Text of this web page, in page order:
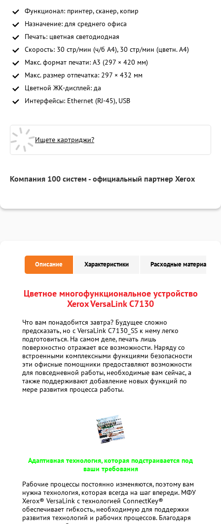
Функционал: принтер, сканер, копир
Назначение: для среднего офиса
Печать: цветная светодиодная
Скорость: 30 стр/мин (ч/б A4), 30 стр/мин (цветн. А4)
Макс. формат печати: A3 (297 × 420 мм)
Макс. размер отпечатка: 297 × 432 мм
Цветной ЖК-дисплей: да
Интерфейсы: Ethernet (RJ-45), USB
Ищете картриджи?
Компания 100 систем - официальный партнер Xerox
Описание Характеристики Расходные материалы
Цветное многофункциональное устройство
Xerox VersaLink C7130
Что вам понадобится завтра? Будущее сложно
предсказать, но с VersaLink С7130 _SS к нему легко
подготовиться. На самом деле, печать лишь
поверхностно отражает все возможности. Наряду со
встроенными комплексными функциями безопасности
эти офисные помощники предоставляют возможности
для повседневной работы, необходимые вам сейчас, а
также поддерживают добавление новых функций по
мере развития процесса работы.
Адаптивная технология, которая подстраивается под
ваши требования
Рабочие процессы постоянно изменяются, поэтому вам
нужна технология, которая всегда на шаг впереди. МФУ
Xerox® VersaLink с технологией ConnectKey®
обеспечивает гибкость, необходимую для поддержки
развития технологий и рабочих процессов. Благодаря